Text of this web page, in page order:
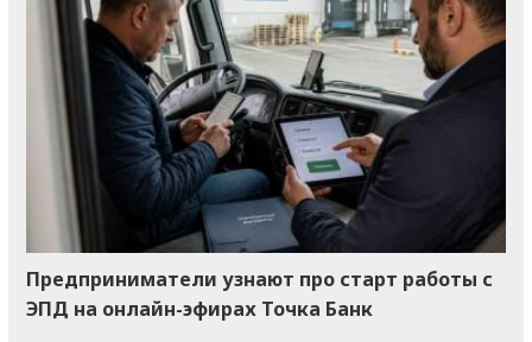
Предприниматели узнают про старт работы с
ЭПД на онлайн-эфирах Точка Банк